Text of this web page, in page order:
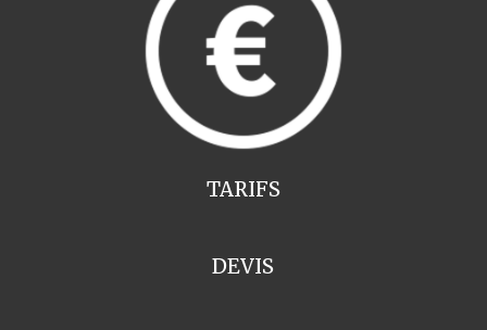
TARIFS
DEVIS